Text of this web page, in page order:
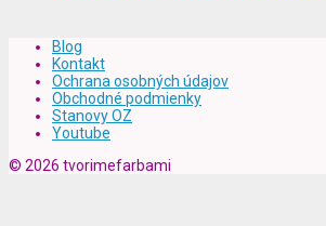
Blog
Kontakt
Ochrana osobných údajov
Obchodné podmienky
Stanovy OZ
Youtube
© 2026 tvorimefarbami